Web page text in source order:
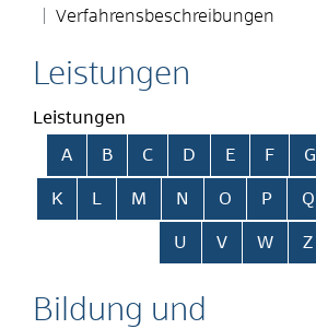
Verfahrensbeschreibungen
Leistungen
Leistungen
A B C D E F G
K M N O P Q
U V W Z
Bildung und